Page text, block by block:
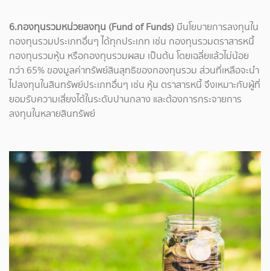
6.กองทุนรวมหน่วยลงทุน (Fund of Funds) มีนโยบายการลงทุนใน
กองทุนรวมประเภทอื่นๆ ได้ทุกประเภท เช่น กองทุนรวมตราสารหนี้
กองทุนรวมหุ้น หรือกองทุนรวมผสม เป็นต้น โดยเฉลี่ยแล้วไม่น้อย
กว่า 65% ของมูลค่าทรัพย์สินสุทธิของกองทุนรวม ส่วนที่เหลือจะนำ
ไปลงทุนในสินทรัพย์ประเภทอื่นๆ เช่น หุ้น ตราสารหนี้ จึงเหมาะกับผู้ที่
ยอมรับความเสี่ยงได้ในระดับปานกลาง และต้องการกระจายการ
ลงทุนในหลายสินทรัพย์